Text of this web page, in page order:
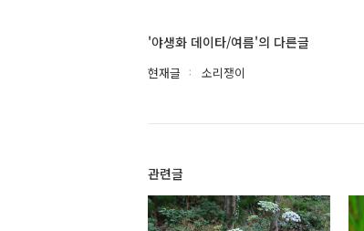
'야생화 데이타/여름'의 다른글
현재글 소리쟁이
관련글